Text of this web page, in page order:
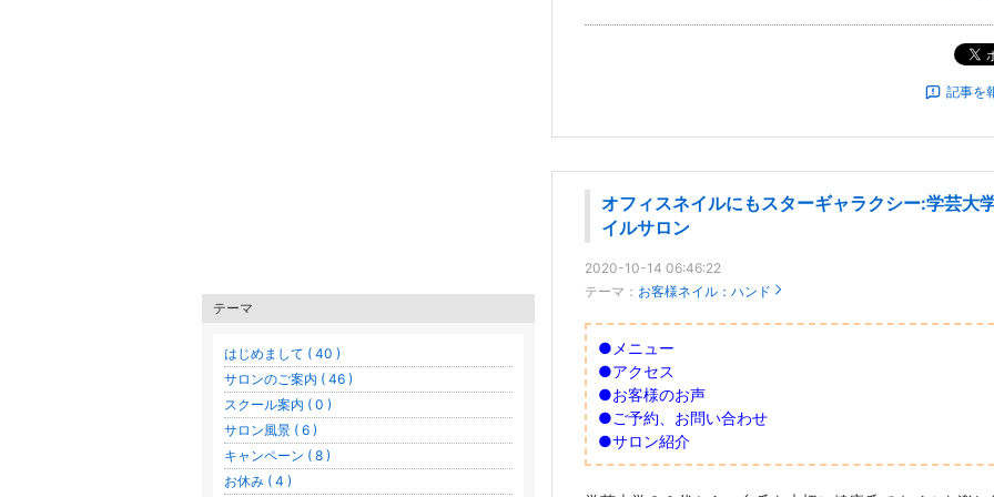
記事を
オフィスネイルにもスターギャラクシー:学芸大
イルサロン
2020-10-14 06:46:22
テーマ： お客様ネイル：ハンド
●メニュー
●アクセス
●お客様のお声
●ご予約、お問い合わせ
●サロン紹介
テーマ
はじめまして ( 40 )
サロンのご案内 ( 46 )
スクール案内 ( 0 )
サロン風景 ( 6 )
キャンペーン ( 8 )
お休み ( 4 )